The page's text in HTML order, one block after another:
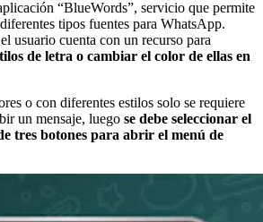
“BlueWords”, servicio que permite
tipos fuentes para WhatsApp.
usuario cuenta con un recurso para
de letra o cambiar el color de ellas en
o con diferentes estilos solo se requiere
un mensaje, luego se debe seleccionar el
tres botones para abrir el menú de